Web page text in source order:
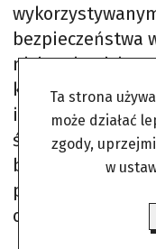
bezpieczeństwa
nich m.in.
które nie chcą
informacji o
świetle nowych
być jednak
przeszkoda w
ograniczeń
Ta strona
może działać
zgody,
w